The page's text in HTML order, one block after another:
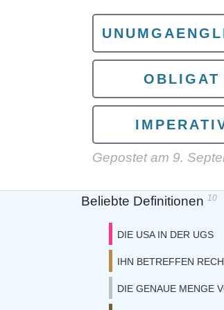
OBLIGAT
Gepostet am 9.
Beliebte Definitionen 10
DIE USA IN DER UGS
IHN BETREFFEN
DIE GENAUE MENGE